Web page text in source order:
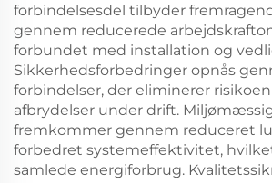
forbindelsesdel tilbyder
gennem reducerede
forbundet med installation og
Sikkerhedsforbedringer opnås
forbindelser, der eliminerer
afbrydelser under drift.
fremkommer gennem reduceret
forbedret systemeffektivitet,
samlede energiforbrug.